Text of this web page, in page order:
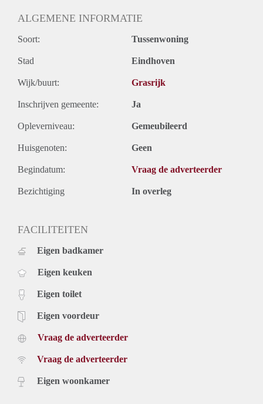
ALGEMENE INFORMATIE
Soort: Tussenwoning
Stad Eindhoven
Wijk/buurt: Grasrijk
Inschrijven gemeente: Ja
Opleverniveau: Gemeubileerd
Huisgenoten: Geen
Begindatum: Vraag de adverteerder
Bezichtiging In overleg
FACILITEITEN
Eigen badkamer
Eigen keuken
Eigen toilet
Eigen voordeur
Vraag de adverteerder
Vraag de adverteerder
Eigen woonkamer